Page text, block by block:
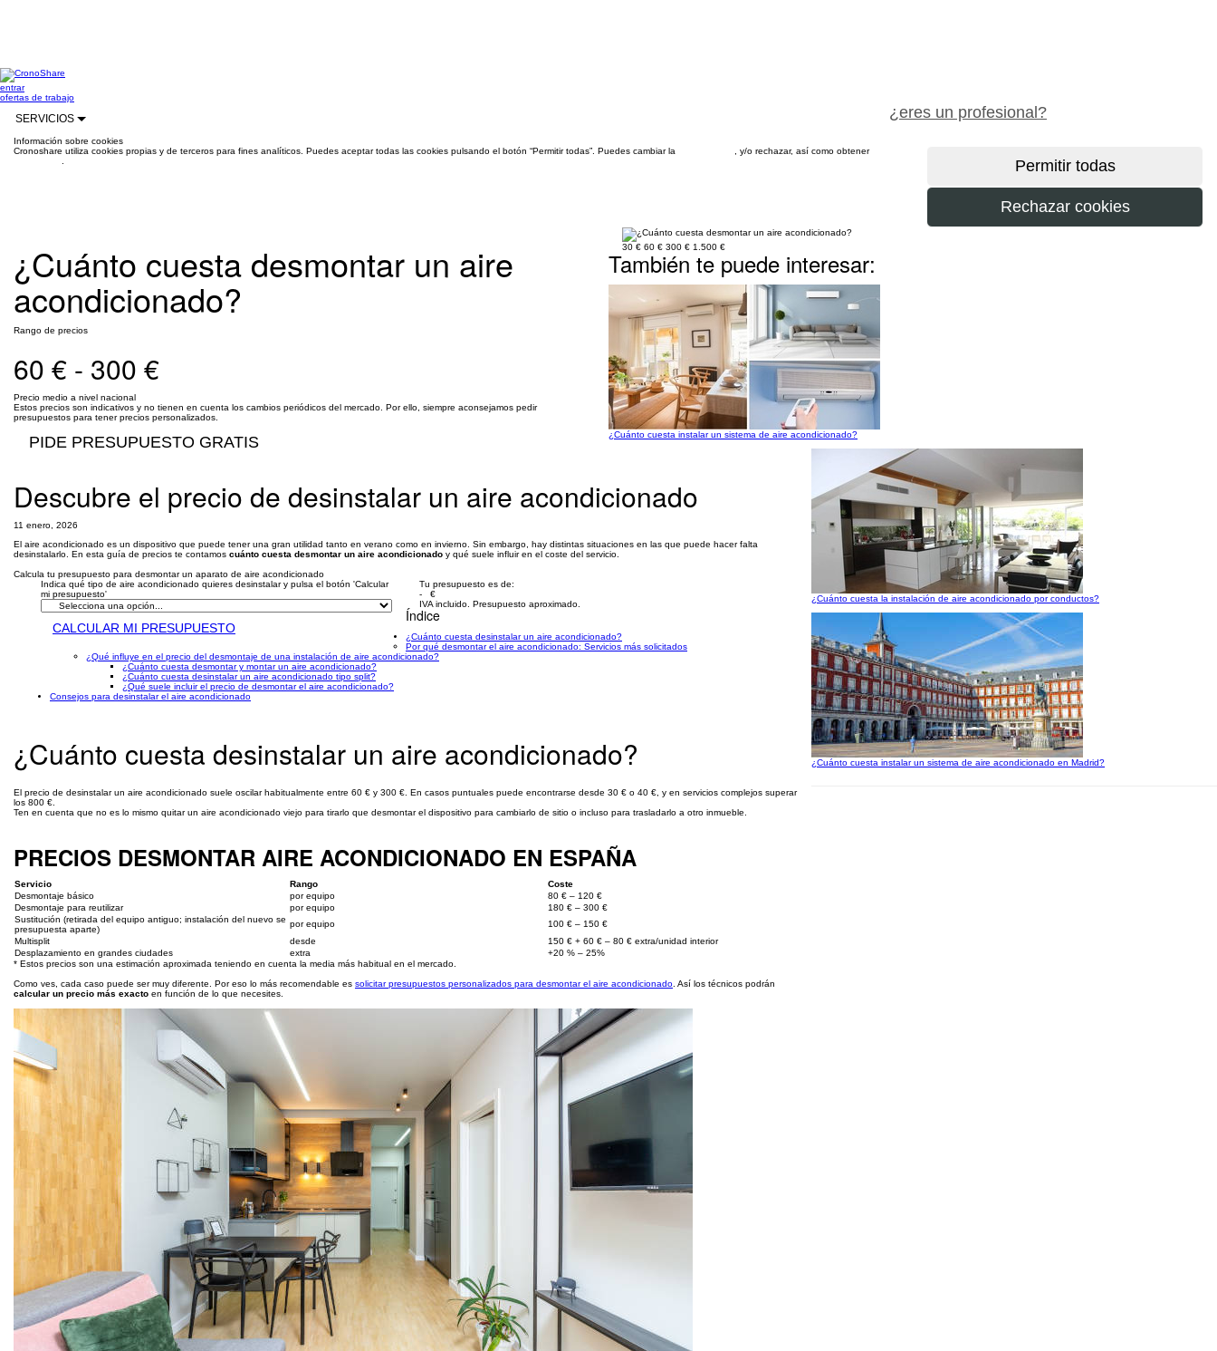
entrar
¿eres un profesional?
ofertas de trabajo
SERVICIOS
Información sobre cookies
Cronoshare utiliza cookies propias y de terceros para fines analíticos. Puedes aceptar todas las cookies pulsando el botón “Permitir todas”. Puedes cambiar la
, y/o rechazar, así como obtener
¿Cuánto cuesta desmontar un aire
acondicionado?
Rango de precios
60 € - 300 €
Precio medio a nivel nacional
Estos precios son indicativos y no tienen en cuenta los cambios periódicos del mercado. Por ello, siempre aconsejamos pedir
presupuestos para tener precios personalizados.
PIDE PRESUPUESTO GRATIS
30 € 60 € 300 € 1.500 €
Descubre el precio de desinstalar un aire acondicionado
11 enero, 2026
El aire acondicionado es un dispositivo que puede tener una gran utilidad tanto en verano como en invierno. Sin embargo, hay distintas situaciones en las que puede hacer falta
desinstalarlo. En esta guía de precios te contamos cuánto cuesta desmontar un aire acondicionado y qué suele influir en el coste del servicio.
Calcula tu presupuesto para desmontar un aparato de aire acondicionado
Indica qué tipo de aire acondicionado quieres desinstalar y pulsa el botón 'Calcular
mi presupuesto'
CALCULAR MI PRESUPUESTO
Tu presupuesto es de:
- €
IVA incluido. Presupuesto aproximado.
Índice
¿Cuánto cuesta desinstalar un aire acondicionado?
Por qué desmontar el aire acondicionado: Servicios más solicitados
¿Qué influye en el precio del desmontaje de una instalación de aire acondicionado?
¿Cuánto cuesta desmontar y montar un aire acondicionado?
¿Cuánto cuesta desinstalar un aire acondicionado tipo split?
¿Qué suele incluir el precio de desmontar el aire acondicionado?
Consejos para desinstalar el aire acondicionado
¿Cuánto cuesta desinstalar un aire acondicionado?
El precio de desinstalar un aire acondicionado suele oscilar habitualmente entre 60 € y 300 €. En casos puntuales puede encontrarse desde 30 € o 40 €, y en servicios complejos superar
los 800 €.
Ten en cuenta que no es lo mismo quitar un aire acondicionado viejo para tirarlo que desmontar el dispositivo para cambiarlo de sitio o incluso para trasladarlo a otro inmueble.
PRECIOS DESMONTAR AIRE ACONDICIONADO EN ESPAÑA
Servicio Rango
Coste
Desmontaje básico
por equipo
80 € – 120 €
Desmontaje para reutilizar
por equipo
180 € – 300 €
Sustitución (retirada del equipo antiguo; instalación del nuevo se
presupuesta aparte)
por equipo
100 € – 150 €
Multisplit
desde
150 € + 60 € – 80 € extra/unidad interior
Desplazamiento en grandes ciudades
extra
+20 % – 25%
* Estos precios son una estimación aproximada teniendo en cuenta la media más habitual en el mercado.
Como ves, cada caso puede ser muy diferente. Por eso lo más recomendable es solicitar presupuestos personalizados para desmontar el aire acondicionado . Así los técnicos podrán
calcular un precio más exacto en función de lo que necesites.
También te puede interesar:
¿Cuánto cuesta instalar un sistema de aire acondicionado?
¿Cuánto cuesta la instalación de aire acondicionado por conductos?
¿Cuánto cuesta instalar un sistema de aire acondicionado en Madrid?